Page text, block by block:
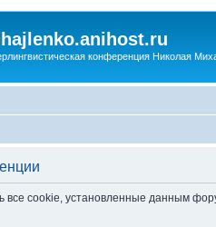
конференция Николая
все cookie, установленные данным